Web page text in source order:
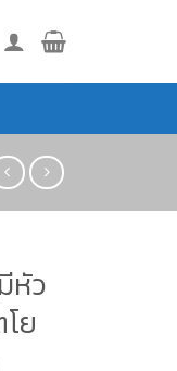
หัว
ย